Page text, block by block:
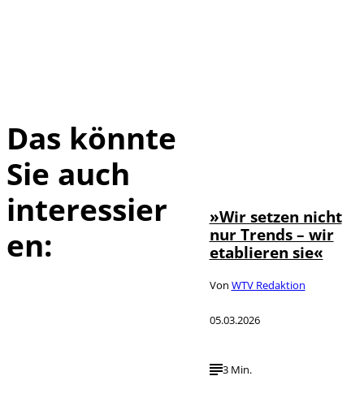
Das könnte
Sie auch
interessier
en:
»Wir setzen nicht
nur Trends – wir
etablieren sie«
Von WTV Redaktion
05.03.2026
3 Min.